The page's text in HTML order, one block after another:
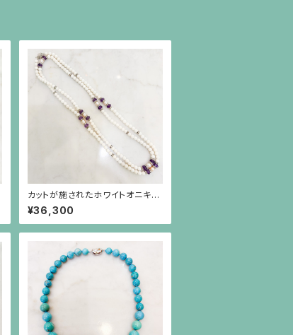
カットが施されたホワイトオニキ
ス、筋彫りのアメジスト、真珠とロ
ンデルのロングネックレス
¥36,300